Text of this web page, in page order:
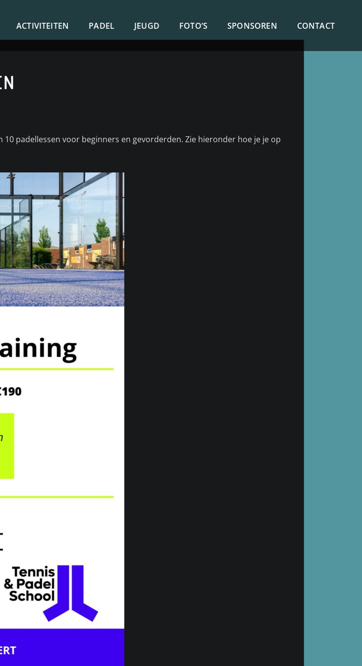
ACTIVITEITEN PADEL JEUGD FOTO’S SPONSOREN CONTACT
padellessen voor beginners en gevorderden. Zie hieronder hoe je je op